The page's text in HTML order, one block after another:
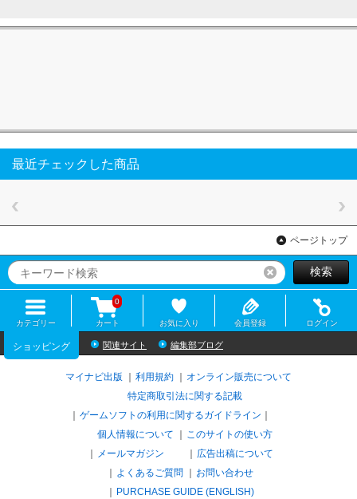
最近チェックした商品
ページトップ
リセット検索
カテゴリー カート
0
お気に入り 会員登録 ログイン
ショッピング 関連サイト 編集部ブログ
マイナビ出版 利用規約
オンライン販売について
特定商取引法に関する記載
ゲームソフトの利用に関するガイドライン
個人情報について
このサイトの使い方
メールマガジン
広告出稿について
よくあるご質問
お問い合わせ
PURCHASE GUIDE (ENGLISH)